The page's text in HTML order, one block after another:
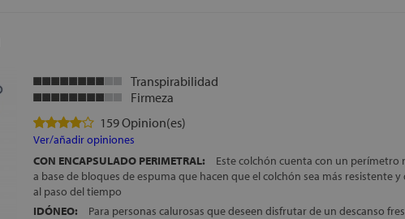
para mantener la firmeza y la durabilidad en el tiempo
ALTURA: +/- 24 cm
GARANTÍA:
FABRICACIÓN ESPAÑOLA:
Control exhaustivo en cada fase del proceso para
asegurar acabados de máxima calidad
Transpirabilidad
Firmeza
159 Opinion(es)
Ver/añadir opiniones
CON ENCAPSULADO PERIMETRAL:
Este colchón cuenta con un perímetro
a base de bloques de espuma que hacen que el colchón sea más resistente
al paso del tiempo
IDÓNEO:
Para personas calurosas que deseen disfrutar de un descanso